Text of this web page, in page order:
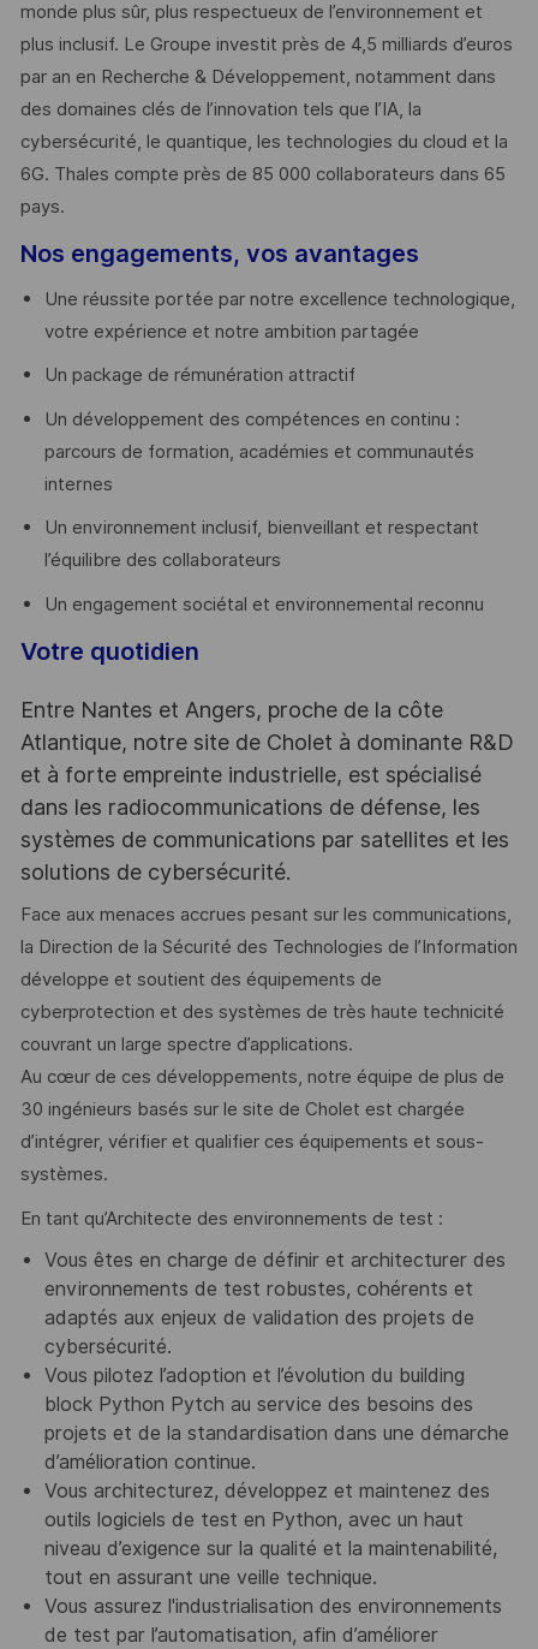
monde plus sûr, plus respectueux de l’environnement et
plus inclusif. Le Groupe investit près de 4,5 milliards d’euros
par an en Recherche & Développement, notamment dans
des domaines clés de l’innovation tels que l’IA, la
cybersécurité, le quantique, les technologies du cloud et la
6G. Thales compte près de 85 000 collaborateurs dans 65
pays. ​
Nos engagements, vos avantages
Une réussite portée par notre excellence technologique,
votre expérience et notre ambition partagée
Un package de rémunération attractif
Un développement des compétences en continu :
parcours de formation, académies et communautés
internes
Un environnement inclusif, bienveillant et respectant
l’équilibre des collaborateurs
Un engagement sociétal et environnemental reconnu
Votre quotidien
Entre Nantes et Angers, proche de la côte
Atlantique, notre site de Cholet à dominante R&D
et à forte empreinte industrielle, est spécialisé
dans les radiocommunications de défense, les
systèmes de communications par satellites et les
solutions de cybersécurité.
Face aux menaces accrues pesant sur les communications,
la Direction de la Sécurité des Technologies de l’Information
développe et soutient des équipements de
cyberprotection et des systèmes de très haute technicité
couvrant un large spectre d’applications.
Au cœur de ces développements, notre équipe de plus de
30 ingénieurs basés sur le site de Cholet est chargée
d’intégrer, vérifier et qualifier ces équipements et sous-
systèmes.
En tant qu’Architecte des environnements de test :
Vous êtes en charge de définir et architecturer des
environnements de test robustes, cohérents et
adaptés aux enjeux de validation des projets de
cybersécurité.
Vous pilotez l’adoption et l’évolution du building
block Python Pytch au service des besoins des
projets et de la standardisation dans une démarche
d’amélioration continue.
Vous architecturez, développez et maintenez des
outils logiciels de test en Python, avec un haut
niveau d’exigence sur la qualité et la maintenabilité,
tout en assurant une veille technique.
Vous assurez l'industrialisation des environnements
de test par l’automatisation, afin d’améliorer